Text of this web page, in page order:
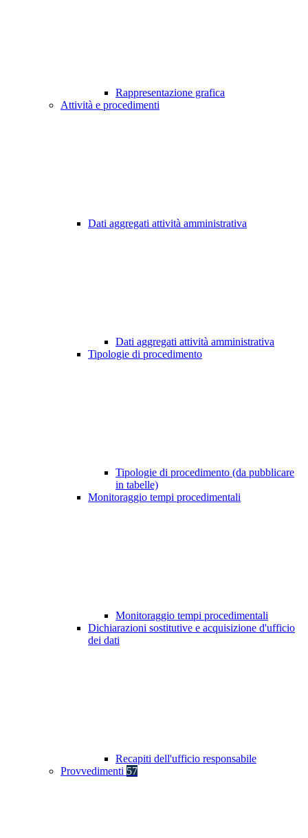
Rappresentazione grafica
Attività e procedimenti
Dati aggregati attività amministrativa
Dati aggregati attività amministrativa
Tipologie di procedimento
Tipologie di procedimento (da pubblicare
in tabelle)
Monitoraggio tempi procedimentali
Monitoraggio tempi procedimentali
Dichiarazioni sostitutive e acquisizione d'ufficio
dei dati
Recapiti dell'ufficio responsabile
Provvedimenti 57